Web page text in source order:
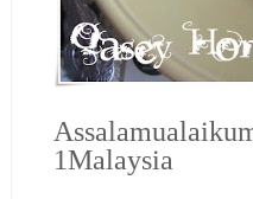
1Malaysia